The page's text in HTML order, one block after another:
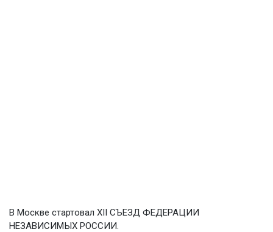
В Москве стартовал XII СЪЕЗД ФЕДЕРАЦИИ
НЕЗАВИСИМЫХ РОССИИ.